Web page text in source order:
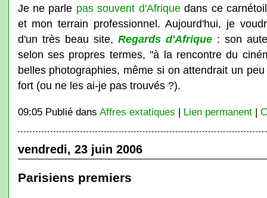
Je ne parle pas souvent d'Afriquedans ce
et mon terrain professionnel. Aujourd'hui, je
d'un très beau site, Regards d'Afrique: son
selon ses propres termes, "à la rencontre du
belles photographies, même si on attendrait un
fort (ou ne les ai-je pas trouvés ?).
09:05 Publié dans Affres extatiques | Lien permanent|
vendredi, 23 juin 2006
Parisiens premiers